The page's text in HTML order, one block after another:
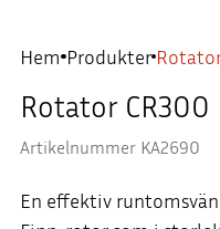
Hem Produkter
Rotator CR300
Artikelnummer KA2690
En effektiv